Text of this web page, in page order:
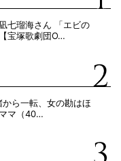
七瑠海さん 「エビの
宝塚歌劇団O…
ら一転、女の勘はほ
マ（40…